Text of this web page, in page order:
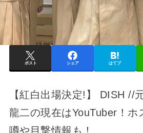
ポスト シェア はてブ
【紅白出場決定!】 DISH //
龍二の現在はYouTuber！ホ
噂や目撃情報も！